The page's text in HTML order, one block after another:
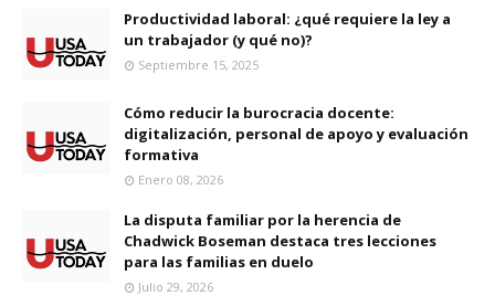
Productividad laboral: ¿qué requiere la ley a
un trabajador (y qué no)?
Septiembre 15, 2025
Cómo reducir la burocracia docente:
digitalización, personal de apoyo y evaluación
formativa
Enero 08, 2026
La disputa familiar por la herencia de
Chadwick Boseman destaca tres lecciones
para las familias en duelo
Julio 29, 2026